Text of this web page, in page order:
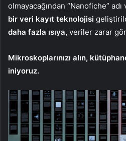
olmayacağından “Nanofiche”
bir veri kayıt teknolojisi
daha fazla ısıya, veriler zarar
Mikroskoplarınızı alın,
iniyoruz.